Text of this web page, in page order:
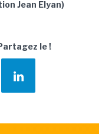
Jean Elyan)
le !